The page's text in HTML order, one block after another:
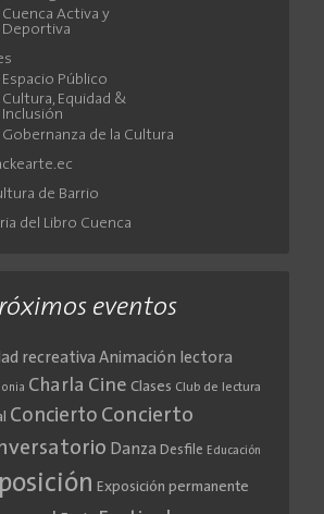
Cuenca Activa y
Deportiva
Espacio Público
Cultura, Equidad &
Inclusión
Gobernanza de la Cultura
de Barrio
del Libro Cuenca
eventos
recreativa Animación lectora
Charla Cine Clases Club de lectura
Concierto Concierto
Danza Desfile Educación
Exposición permanente